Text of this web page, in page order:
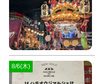
8/6(木)